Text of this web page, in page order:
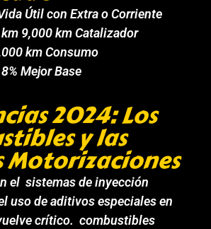
Útil con Extra o Corriente
9,000 km Catalizador
km Consumo
Mejor Base
2024: Los
y las
Motorizaciones
el sistemas de inyección
uso de aditivos especiales en
crítico. combustibles